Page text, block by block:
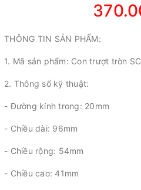
THÔNG TIN SẢN PHẨM:
1. Mã sản phẩm: Con trượt tròn
2. Thông số kỹ thuật:
- Đường kính trong: 20mm
- Chiều dài: 96mm
- Chiều rộng: 54mm
- Chiều cao: 41mm